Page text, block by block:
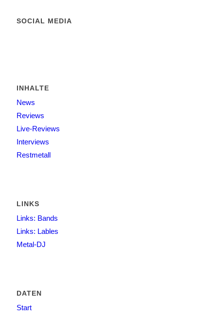
SOCIAL MEDIA
INHALTE
News
Reviews
Live-Reviews
Interviews
Restmetall
LINKS
Links: Bands
Links: Lables
Metal-DJ
DATEN
Start